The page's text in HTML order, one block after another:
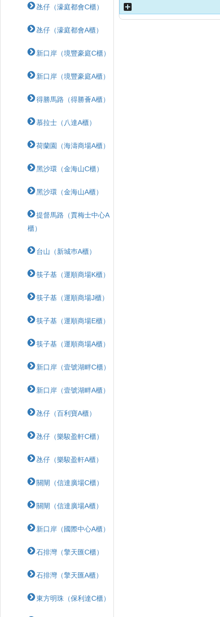
氹仔（濠庭都會C櫃）
氹仔（濠庭都會A櫃）
新口岸（境豐豪庭C櫃）
新口岸（境豐豪庭A櫃）
得勝馬路（得勝薈A櫃）
慕拉士（八達A櫃）
荷蘭園（海濤商場A櫃）
黑沙環（金海山C櫃）
黑沙環（金海山A櫃）
提督馬路（賈梅士中心A
櫃）
台山（新城巿A櫃）
筷子基（運順商場K櫃）
筷子基（運順商場J櫃）
筷子基（運順商場E櫃）
筷子基（運順商場A櫃）
新口岸（壹號湖畔C櫃）
新口岸（壹號湖畔A櫃）
氹仔（百利寶A櫃）
氹仔（樂駿盈軒C櫃）
氹仔（樂駿盈軒A櫃）
關閘（信達廣場C櫃）
關閘（信達廣場A櫃）
新口岸（國際中心A櫃）
石排灣（擎天匯C櫃）
石排灣（擎天匯A櫃）
東方明珠（保利達C櫃）